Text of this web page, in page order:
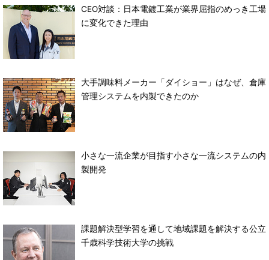
CEO対談：日本電鍍工業が業界屈指のめっき工場
に変化できた理由
大手調味料メーカー「ダイショー」はなぜ、倉庫
管理システムを内製できたのか
小さな一流企業が目指す小さな一流システムの内
製開発
課題解決型学習を通して地域課題を解決する公立
千歳科学技術大学の挑戦